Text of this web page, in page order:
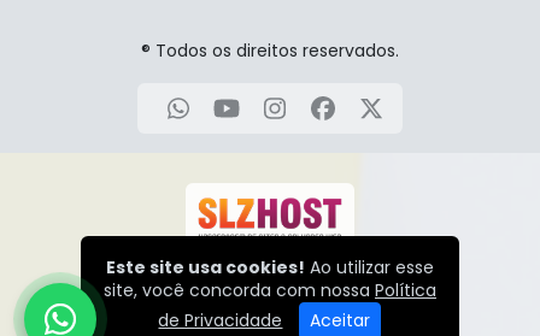
® Todos os direitos reservados.
HTTPS:// | SITE SEGURO
216.73.216.212 / 216.73.216.212
Este site usa cookies! Ao utilizar esse
site, você concorda com nossa Política
de Privacidade
Aceitar